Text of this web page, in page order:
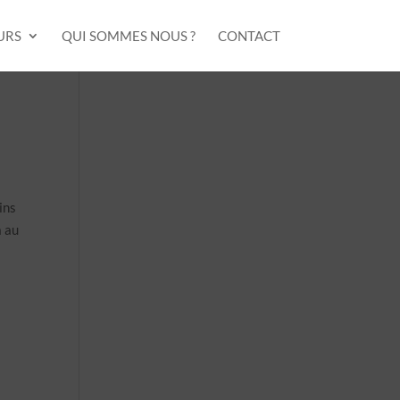
QUI SOMMES NOUS ? CONTACT
au